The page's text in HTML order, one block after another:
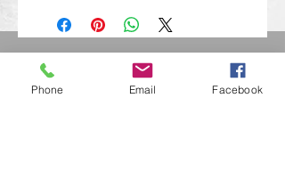
Eurl Extravintage Optica
46 Av Pierre Mendes France
94880 Noiseau
Phone Email Facebook